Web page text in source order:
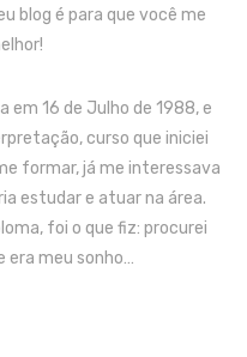
blog é para que você me
em 16 de Julho de 1988, e
curso que iniciei
formar, já me interessava
estudar e atuar na área.
foi o que fiz: procurei
era meu sonho…